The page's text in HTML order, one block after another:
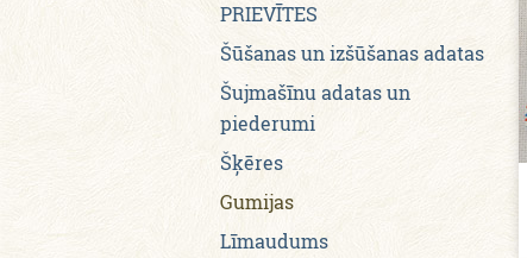
PRIEVĪTES
Šūšanas un izšūšanas adatas
Šujmašīnu adatas un
piederumi
Šķēres
Gumijas
Līmaudums